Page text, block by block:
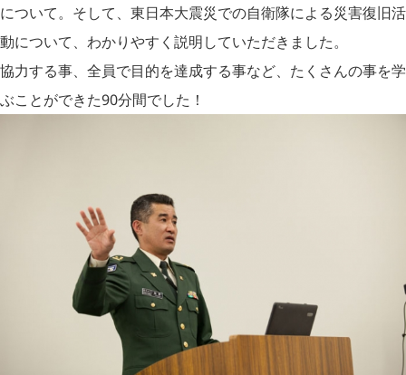
について。そして、東日本大震災での自衛隊による災害復旧活
動について、わかりやすく説明していただきました。
協力する事、全員で目的を達成する事など、たくさんの事を学
ぶことができた90分間でした！